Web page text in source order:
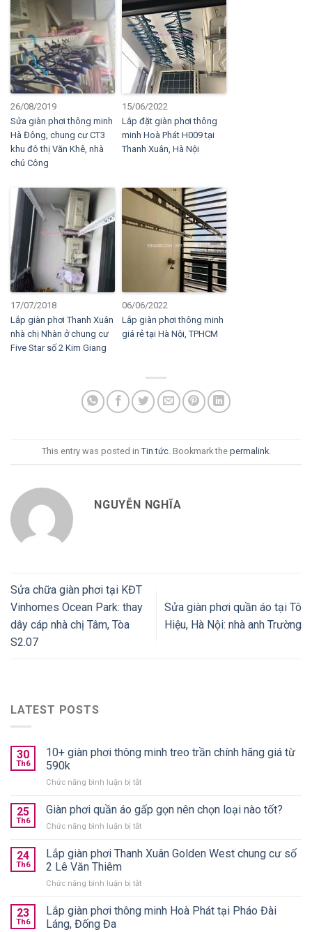
26/08/2019
Sửa giàn phơi thông minh
Hà Đông, chung cư CT3
khu đô thị Văn Khê, nhà
chú Công
15/06/2022
Lắp đặt giàn phơi thông
minh Hoà Phát H009 tại
Thanh Xuân, Hà Nội
17/07/2018
Lắp giàn phơi Thanh Xuân
nhà chị Nhàn ở chung cư
Five Star số 2 Kim Giang
06/06/2022
Lắp giàn phơi thông minh
giá rẻ tại Hà Nội, TPHCM
This entry was posted in Tin tức. Bookmark the permalink.
NGUYỄN NGHĨA
Sửa chữa giàn phơi tại KĐT
Vinhomes Ocean Park: thay
dây cáp nhà chị Tâm, Tòa
S2.07
Sửa giàn phơi quần áo tại Tô
Hiệu, Hà Nội: nhà anh Trường
LATEST POSTS
30
Th6
10+ giàn phơi thông minh treo trần chính hãng giá từ
590k
Chức năng bình luận bị tắtở
giàn
phơi
thông
treo
hãng
từ
25
Th6
Giàn phơi quần áo gấp gọn nên chọn loại nào tốt?
Chức năng bình luận bị tắtở
phơi
gấp
nên
24
Th6
Lắp giàn phơi Thanh Xuân Golden West chung cư số
2 Lê Văn Thiêm
Chức năng bình luận bị tắtở
giàn
23
Th6
Lắp giàn phơi thông minh Hoà Phát tại Pháo Đài
Láng, Đống Đa